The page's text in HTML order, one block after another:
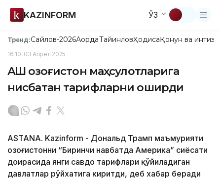
KAZINFORM ЎЗ
Тренд:Сайлов-2026АқордаТайинловҲодисаҚонун ва
16:10, 03 Апрел 2025
АҚШ Қозоғистон маҳсулотларига
нисбатан тарифларни оширди
ASTANA. Kazinform - Дональд Трамп маъмурияти
Қозоғистонни “Биринчи навбатда Америка” сиёсати
доирасида янги савдо тарифлари қўйиладиган
давлатлар рўйхатига киритди, деб хабар беради